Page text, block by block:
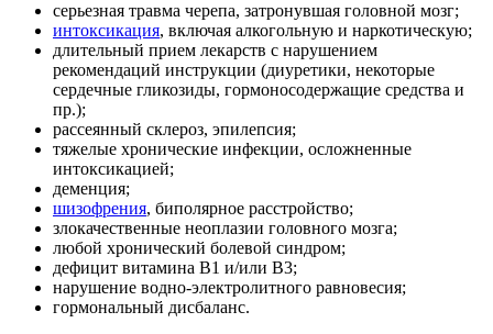
серьезная травма черепа, затронувшая головной мозг;
интоксикация, включая алкогольную и наркотическую;
длительный прием лекарств с нарушением
рекомендаций инструкции (диуретики, некоторые
сердечные гликозиды, гормоносодержащие средства и
пр.);
рассеянный склероз, эпилепсия;
тяжелые хронические инфекции, осложненные
интоксикацией;
деменция;
шизофрения, биполярное расстройство;
злокачественные неоплазии головного мозга;
любой хронический болевой синдром;
дефицит витамина B1 и/или B3;
нарушение водно-электролитного равновесия;
гормональный дисбаланс.